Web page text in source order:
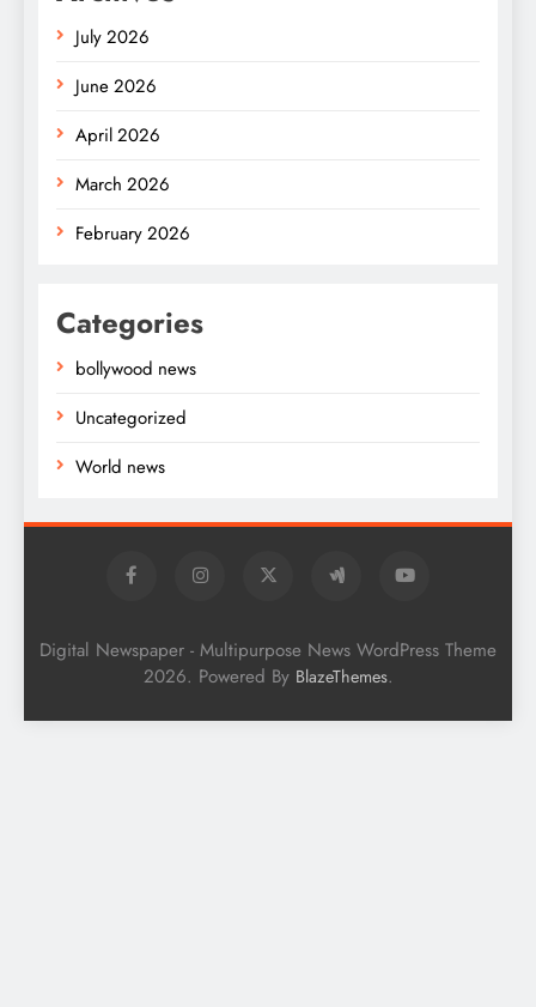
July 2026
June 2026
April 2026
March 2026
February 2026
Categories
bollywood news
Uncategorized
World news
Digital Newspaper - Multipurpose News WordPress Theme
2026. Powered By BlazeThemes.